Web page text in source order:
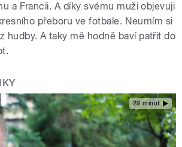
a Francii. A díky svému muži objevuji
přeboru ve fotbale. Neumím si
hudby. A taky mě hodně baví patřit do
29 minut